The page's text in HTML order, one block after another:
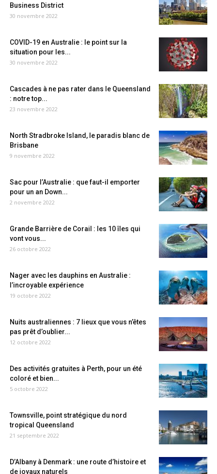
Business District
30 novembre 2022
COVID-19 en Australie : le point sur la
situation pour les...
30 novembre 2022
Cascades à ne pas rater dans le Queensland
: notre top...
23 novembre 2022
North Stradbroke Island, le paradis blanc de
Brisbane
9 novembre 2022
Sac pour l’Australie : que faut-il emporter
pour un an Down...
2 novembre 2022
Grande Barrière de Corail : les 10 îles qui
vont vous...
26 octobre 2022
Nager avec les dauphins en Australie :
l’incroyable expérience
19 octobre 2022
Nuits australiennes : 7 lieux que vous n’êtes
pas prêt d’oublier...
12 octobre 2022
Des activités gratuites à Perth, pour un été
coloré et bien...
5 octobre 2022
Townsville, point stratégique du nord
tropical Queensland
21 septembre 2022
D’Albany à Denmark : une route d’histoire et
de joyaux naturels